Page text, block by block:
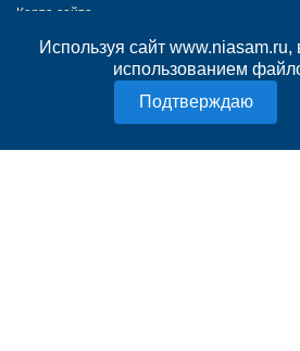
Используя сайт www.niasam.ru,
использованием
Карта сайта
Политика конфиденциальности
Согласие на обработку персональных